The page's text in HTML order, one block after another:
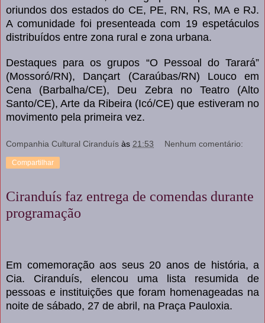
oriundos dos estados do CE, PE, RN, RS, MA e RJ.
A comunidade foi presenteada com 19 espetáculos
distribuídos entre zona rural e zona urbana.
Destaques para os grupos “O Pessoal do Tarará”
(Mossoró/RN), Dançart (Caraúbas/RN) Louco em
Cena (Barbalha/CE), Deu Zebra no Teatro (Alto
Santo/CE), Arte da Ribeira (Icó/CE) que estiveram no
movimento pela primeira vez.
Companhia Cultural Ciranduís às 21:53 Nenhum comentário:
Compartilhar
Ciranduís faz entrega de comendas durante
programação
Em comemoração aos seus 20 anos de história, a
Cia. Ciranduís, elencou uma lista resumida de
pessoas e instituições que foram homenageadas na
noite de sábado, 27 de abril, na Praça Pauloxia.